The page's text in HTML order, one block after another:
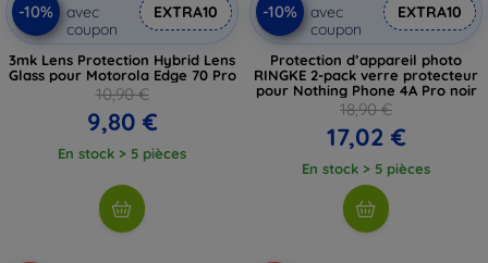
-10%
avec
coupon
EXTRA10
3mk Lens Protection Hybrid Lens
Glass pour Motorola Edge 70 Pro
10,90 €
9,80 €
En stock > 5 pièces
-10%
avec
coupon
EXTRA10
Protection d’appareil photo
RINGKE 2-pack verre protecteur
pour Nothing Phone 4A Pro noir
18,90 €
17,02 €
En stock > 5 pièces